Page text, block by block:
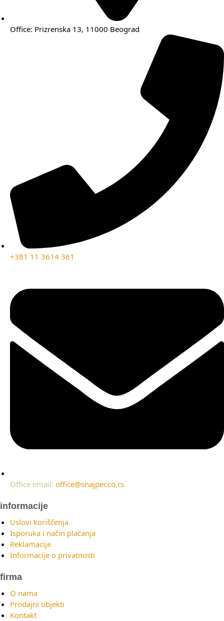
Office: Prizrenska 13, 11000 Beograd
+381 11 3614 361
Office email: office@snajper.co.rs
informacije
Uslovi koriščenja
Isporuka i način plaćanja
Reklamacije
Informacije o privatnosti
firma
O nama
Prodajni objekti
Kontakt